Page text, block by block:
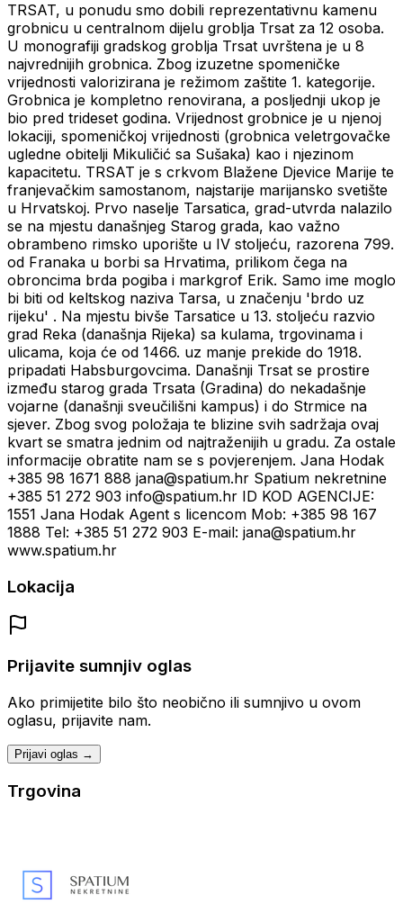
TRSAT, u ponudu smo dobili reprezentativnu kamenu
grobnicu u centralnom dijelu groblja Trsat za 12 osoba.
U monografiji gradskog groblja Trsat uvrštena je u 8
najvrednijih grobnica. Zbog izuzetne spomeničke
vrijednosti valorizirana je režimom zaštite 1. kategorije.
Grobnica je kompletno renovirana, a posljednji ukop je
bio pred trideset godina. Vrijednost grobnice je u njenoj
lokaciji, spomeničkoj vrijednosti (grobnica veletrgovačke
ugledne obitelji Mikuličić sa Sušaka) kao i njezinom
kapacitetu. TRSAT je s crkvom Blažene Djevice Marije te
franjevačkim samostanom, najstarije marijansko svetište
u Hrvatskoj. Prvo naselje Tarsatica, grad-utvrda nalazilo
se na mjestu današnjeg Starog grada, kao važno
obrambeno rimsko uporište u IV stoljeću, razorena 799.
od Franaka u borbi sa Hrvatima, prilikom čega na
obroncima brda pogiba i markgrof Erik. Samo ime moglo
bi biti od keltskog naziva Tarsa, u značenju 'brdo uz
rijeku' . Na mjestu bivše Tarsatice u 13. stoljeću razvio
grad Reka (današnja Rijeka) sa kulama, trgovinama i
ulicama, koja će od 1466. uz manje prekide do 1918.
pripadati Habsburgovcima. Današnji Trsat se prostire
između starog grada Trsata (Gradina) do nekadašnje
vojarne (današnji sveučilišni kampus) i do Strmice na
sjever. Zbog svog položaja te blizine svih sadržaja ovaj
kvart se smatra jednim od najtraženijih u gradu. Za ostale
informacije obratite nam se s povjerenjem. Jana Hodak
+385 98 1671 888 jana@spatium.hr Spatium nekretnine
+385 51 272 903 info@spatium.hr ID KOD AGENCIJE:
1551 Jana Hodak Agent s licencom Mob: +385 98 167
1888 Tel: +385 51 272 903 E-mail: jana@spatium.hr
www.spatium.hr
Lokacija
Prijavite sumnjiv oglas
Ako primijetite bilo što neobično ili sumnjivo u ovom
oglasu, prijavite nam.
Prijavi oglas →
Trgovina